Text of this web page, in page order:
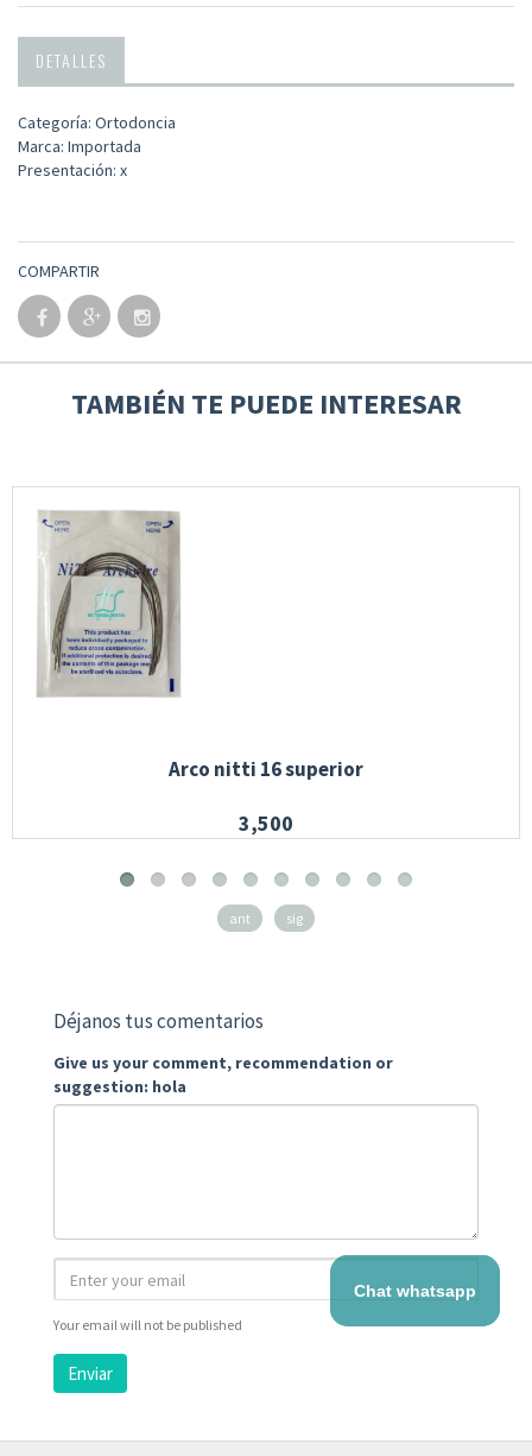
DETALLES
Categoría: Ortodoncia
Marca: Importada
Presentación: x
COMPARTIR
TAMBIÉN TE PUEDE INTERESAR
Arco nitti 16 superior
3,500
ant sig
Déjanos tus comentarios
Give us your comment, recommendation or
suggestion: hola
Your email will not be published
Enviar
Chat whatsapp